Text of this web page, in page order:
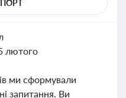
лютого
ми сформували
запитання. Ви